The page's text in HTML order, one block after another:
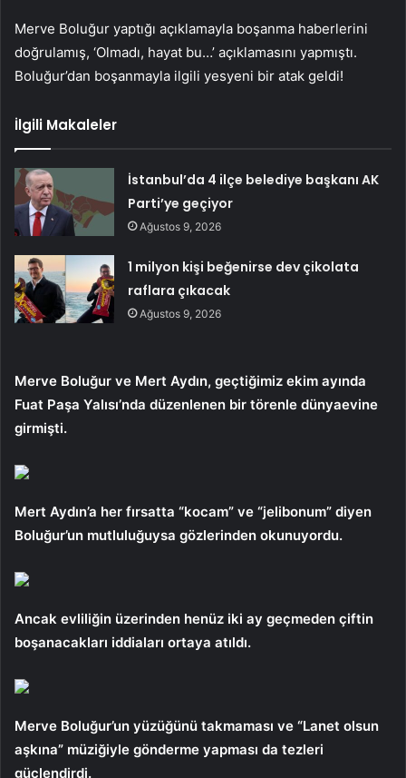
Merve Boluğur yaptığı açıklamayla boşanma haberlerini
doğrulamış, ‘Olmadı, hayat bu…’ açıklamasını yapmıştı.
Boluğur’dan boşanmayla ilgili yesyeni bir atak geldi!
İlgili Makaleler
İstanbul’da 4 ilçe belediye başkanı AK
Parti’ye geçiyor
Ağustos 9, 2026
1 milyon kişi beğenirse dev çikolata
raflara çıkacak
Ağustos 9, 2026
Merve Boluğur ve Mert Aydın, geçtiğimiz ekim ayında
Fuat Paşa Yalısı’nda düzenlenen bir törenle dünyaevine
girmişti.
Mert Aydın’a her fırsatta “kocam” ve “jelibonum” diyen
Boluğur’un mutluluğuysa gözlerinden okunuyordu.
Ancak evliliğin üzerinden henüz iki ay geçmeden çiftin
boşanacakları iddiaları ortaya atıldı.
Merve Boluğur’un yüzüğünü takmaması ve “Lanet olsun
aşkına” müziğiyle gönderme yapması da tezleri
güçlendirdi.